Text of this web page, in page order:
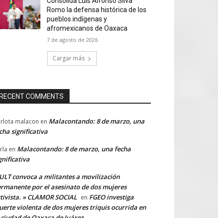
Romo la defensa histórica de los
pueblos indígenas y
afromexicanos de Oaxaca
7 de agosto de 2026
Cargar más
COMMENTS
malacon en Malacontando: 8 de marzo, una
significativa
en Malacontando: 8 de marzo, una fecha
convoca a militantes a movilización
por el asesinato de dos mujeres
» CLAMOR SOCIAL en FGEO investiga
violenta de dos mujeres triquis ocurrida en